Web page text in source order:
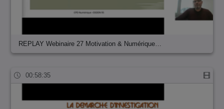
REPLAY Webinaire 27 Motivation & Numérique…
00:58:35